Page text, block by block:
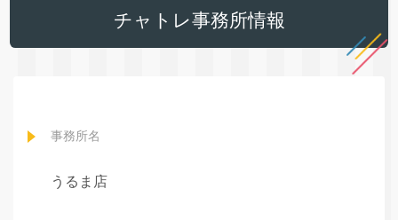
チャトレ事務所情報
事務所名
うるま店